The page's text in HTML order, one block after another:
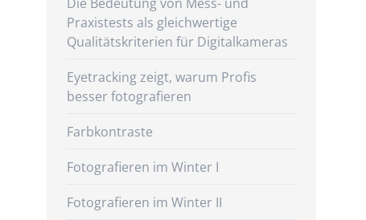
Praxistests als gleichwertige
Qualitätskriterien für Digitalkameras
Eyetracking zeigt, warum Profis
besser fotografieren
Farbkontraste
Fotografieren im Winter I
Fotografieren im Winter II